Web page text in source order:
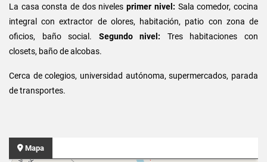
La casa consta de dos nivelesprimer nivel: Sala comedor, cocina
integral con extractor de olores, habitación, patio con zona de
oficios, baño social. Segundo nivel: Tres habitaciones con
closets, baño de alcobas.
Cerca de colegios, universidad autónoma, supermercados, parada
de transportes.
Mapa